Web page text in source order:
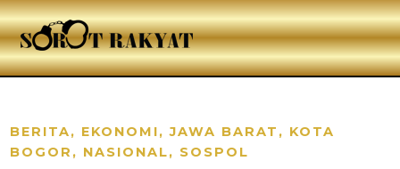
BERITA, EKONOMI,JAWA BARAT , KOTA
BOGOR , NASIONAL, SOSPOL